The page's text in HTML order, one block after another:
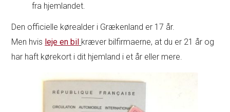
fra hjemlandet.
Den officielle kørealder i Grækenland er 17 år.
Men hvis leje en bil kræver bilfirmaerne, at du er 21 år og
har haft kørekort i dit hjemland i et år eller mere.